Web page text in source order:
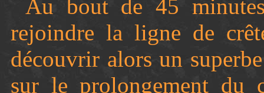
Au bout de 45
rejoindre la ligne de
découvrir alors un
sur le prolongement du